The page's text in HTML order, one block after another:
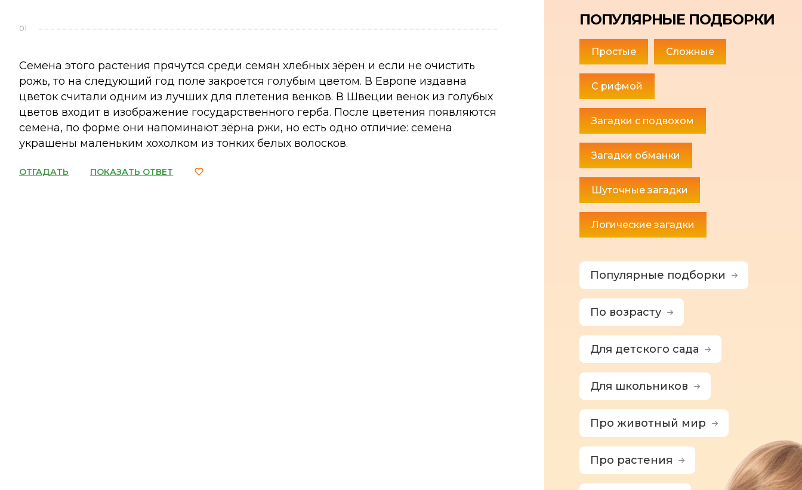
01
Семена этого растения прячутся среди семян хлебных зёрен и если не очистить
рожь, то на следующий год поле закроется голубым цветом. В Европе издавна
цветок считали одним из лучших для плетения венков. В Швеции венок из голубых
цветов входит в изображение государственного герба. После цветения появляются
семена, по форме они напоминают зёрна ржи, но есть одно отличие: семена
украшены маленьким хохолком из тонких белых волосков.
ОТГАДАТЬ ПОКАЗАТЬ ОТВЕТ
ПОПУЛЯРНЫЕ ПОДБОРКИ
Простые Сложные
С рифмой
Загадки с подвохом
Загадки обманки
Шуточные загадки
Логические загадки
Популярные подборки
По возрасту
Для детского сада
Для школьников
Про животный мир
Про растения